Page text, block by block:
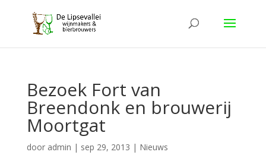
Bezoek Fort van
Breendonk en brouwerij
Moortgat
door admin | sep 29, 2013 | Nieuws